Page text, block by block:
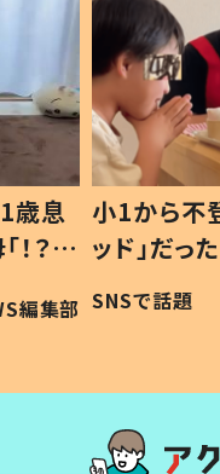
歳息
？」
編集部
小1から不
ッド」だ
作り続け
#令和の子
SNSで話題